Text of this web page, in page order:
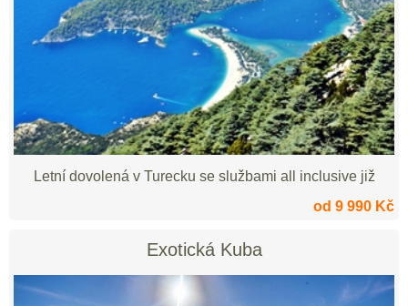
Letní dovolená v Turecku se službami all inclusive již
od 9 990 Kč
Exotická Kuba